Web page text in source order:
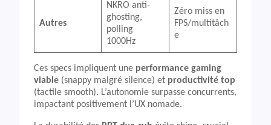
Autres
NKRO anti-
ghosting,
polling
1000Hz
Zéro miss en
FPS/multitâch
e
Ces specs impliquent une performance gaming
viable (snappy malgré silence) et productivité top
(tactile smooth). L’autonomie surpasse concurrents,
impactant positivement l’UX nomade.